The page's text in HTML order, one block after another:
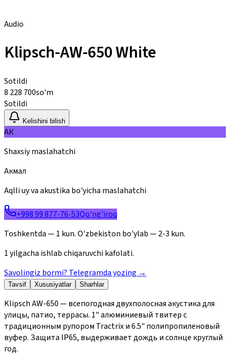
Audio
Klipsch-AW-650 White
Sotildi
8 228 700so'm
Sotildi
Kelishini bilish
АК
Shaxsiy maslahatchi
Акмал
Aqlli uy va akustika bo'yicha maslahatchi
+998 99 877-76-53Qo'ng'iroq
Toshkentda — 1 kun. O'zbekiston bo'ylab — 2-3 kun.
1 yilgacha ishlab chiqaruvchi kafolati.
Savolingiz bormi? Telegramda yozing →
Tavsif Xususiyatlar Sharhlar
Klipsch AW-650 — всепогодная двухполосная акустика для
улицы, патио, террасы. 1" алюминиевый твитер с
традиционным рупором Tractrix и 6.5" полипропиленовый
вуфер. Защита IP65, выдерживает дождь и солнце круглый
год.